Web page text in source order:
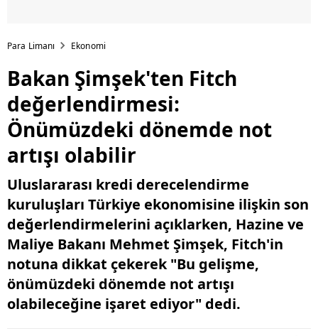
Para Limanı Ekonomi
Bakan Şimşek'ten Fitch
değerlendirmesi:
Önümüzdeki dönemde not
artışı olabilir
Uluslararası kredi derecelendirme
kuruluşları Türkiye ekonomisine ilişkin son
değerlendirmelerini açıklarken, Hazine ve
Maliye Bakanı Mehmet Şimşek, Fitch'in
notuna dikkat çekerek "Bu gelişme,
önümüzdeki dönemde not artışı
olabileceğine işaret ediyor" dedi.